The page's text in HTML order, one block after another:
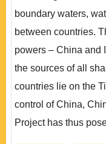
boundary waters,
between countries.
powers – China and
the sources of all
countries lie on the
control of China,
Project has thus